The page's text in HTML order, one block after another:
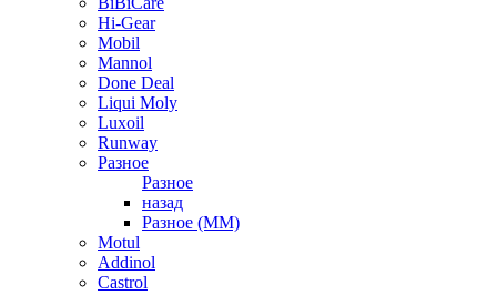
Hi-Gear
Mobil
Mannol
Done Deal
Liqui Moly
Luxoil
Runway
Разное
Разное
назад
Разное (ММ)
Motul
Addinol
Castrol